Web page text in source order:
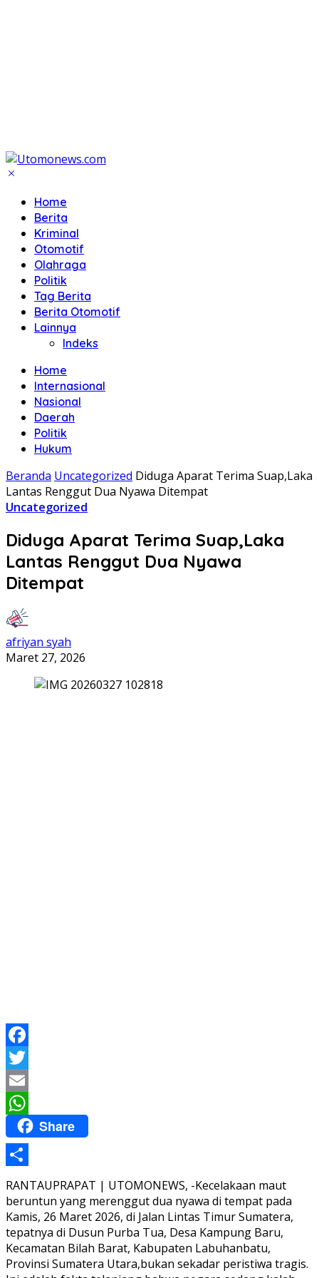
Home
Berita
Kriminal
Otomotif
Olahraga
Politik
Tag Berita
Berita Otomotif
Lainnya
Indeks
Home
Internasional
Nasional
Daerah
Politik
Hukum
Beranda Uncategorized Diduga Aparat Terima Suap,Laka
Lantas Renggut Dua Nyawa Ditempat
Uncategorized
Diduga Aparat Terima Suap,Laka
Lantas Renggut Dua Nyawa
Ditempat
afriyan syah
Maret 27, 2026
Facebook
Twitter
Email
WhatsApp
Share
Share
RANTAUPRAPAT | UTOMONEWS, -Kecelakaan maut
beruntun yang merenggut dua nyawa di tempat pada
Kamis, 26 Maret 2026, di Jalan Lintas Timur Sumatera,
tepatnya di Dusun Purba Tua, Desa Kampung Baru,
Kecamatan Bilah Barat, Kabupaten Labuhanbatu,
Provinsi Sumatera Utara,bukan sekadar peristiwa tragis.